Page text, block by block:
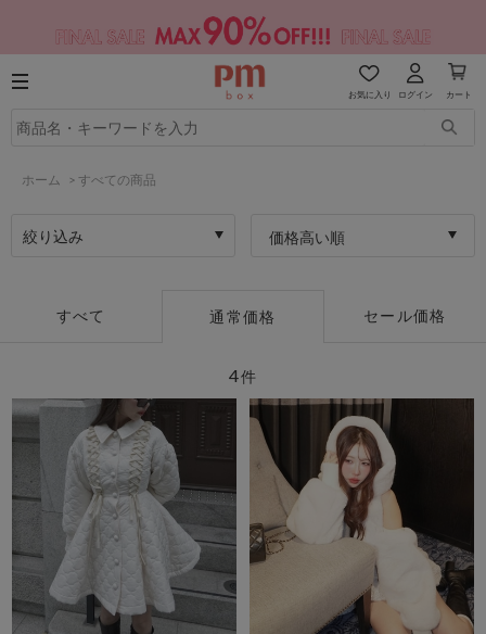
お気に入り ログイン カート
ホーム > すべての商品
絞り込み 価格高い順
すべて 通常価格 セール価格
4件